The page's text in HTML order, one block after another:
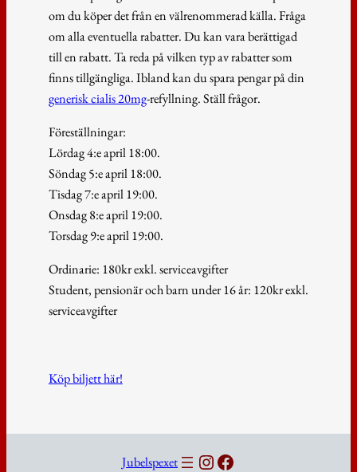
om du köper det från en välrenommerad källa. Fråga
om alla eventuella rabatter. Du kan vara berättigad
till en rabatt. Ta reda på vilken typ av rabatter som
finns tillgängliga. Ibland kan du spara pengar på din
generisk cialis 20mg-refyllning. Ställ frågor.
Föreställningar:
Lördag 4:e april 18:00.
Söndag 5:e april 18:00.
Tisdag 7:e april 19:00.
Onsdag 8:e april 19:00.
Torsdag 9:e april 19:00.
Ordinarie: 180kr exkl. serviceavgifter
Student, pensionär och barn under 16 år: 120kr exkl.
serviceavgifter
Köp biljett här!
Jubelspexet Instagram
Facebook